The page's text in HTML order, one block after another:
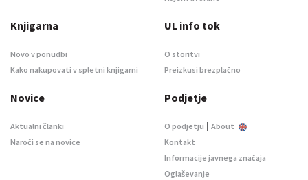
Knjigarna
Novo v ponudbi
Kako nakupovati v spletni knjigarni
UL info tok
O storitvi
Preizkusi brezplačno
Novice
Aktualni članki
Naroči se na novice
Podjetje
O podjetju | About
Kontakt
Informacije javnega značaja
Oglaševanje